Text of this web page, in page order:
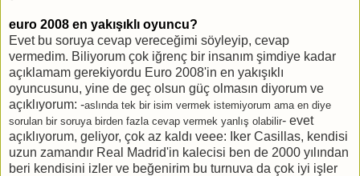
euro 2008 en yakışıklı oyuncu?
Evet bu soruya cevap vereceğimi söyleyip, cevap
vermedim. Biliyorum çok iğrenç bir insanım şimdiye kadar
açıklamam gerekiyordu Euro 2008'in en yakışıklı
oyuncusunu, yine de geç olsun güç olmasın diyorum ve
açıklıyorum: -aslında tek bir isim vermek istemiyorum ama en diye
sorulan bir soruya birden fazla cevap vermek yanlış olabilir- evet
açıklıyorum, geliyor, çok az kaldı veee: Iker Casillas, kendisi
uzun zamandır Real Madrid'in kalecisi ben de 2000 yılından
beri kendisini izler ve beğenirim bu turnuva da çok iyi işler